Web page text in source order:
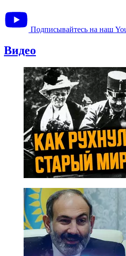
Подписывайтесь на наш
Видео